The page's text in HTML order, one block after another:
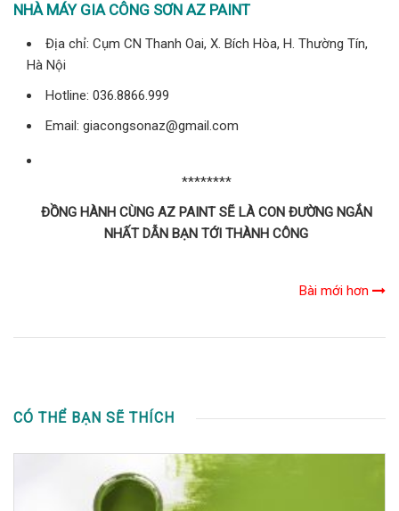
NHÀ MÁY GIA CÔNG SƠN AZ PAINT
Địa chỉ: Cụm CN Thanh Oai, X. Bích Hòa, H. Thường Tín,
Hà Nội
Hotline: 036.8866.999
Email: giacongsonaz@gmail.com
********
ĐỒNG HÀNH CÙNG AZ PAINT SẼ LÀ CON ĐƯỜNG NGẮN
NHẤT DẪN BẠN TỚI THÀNH CÔNG
Bài mới hơn
CÓ THỂ BẠN SẼ THÍCH